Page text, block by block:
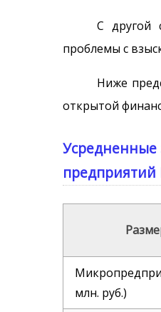
С другой
проблемы с
Ниже
открытой
Усредненные
млн. руб.)